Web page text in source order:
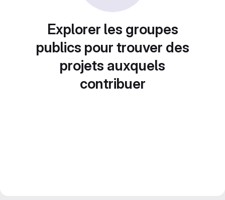
Explorer les groupes
publics pour trouver des
projets auxquels
contribuer